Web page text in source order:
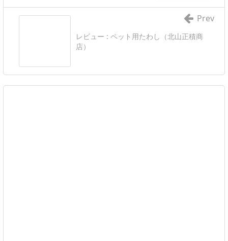
レビュー : ペット用たわし（北山正積商
店）
Prev